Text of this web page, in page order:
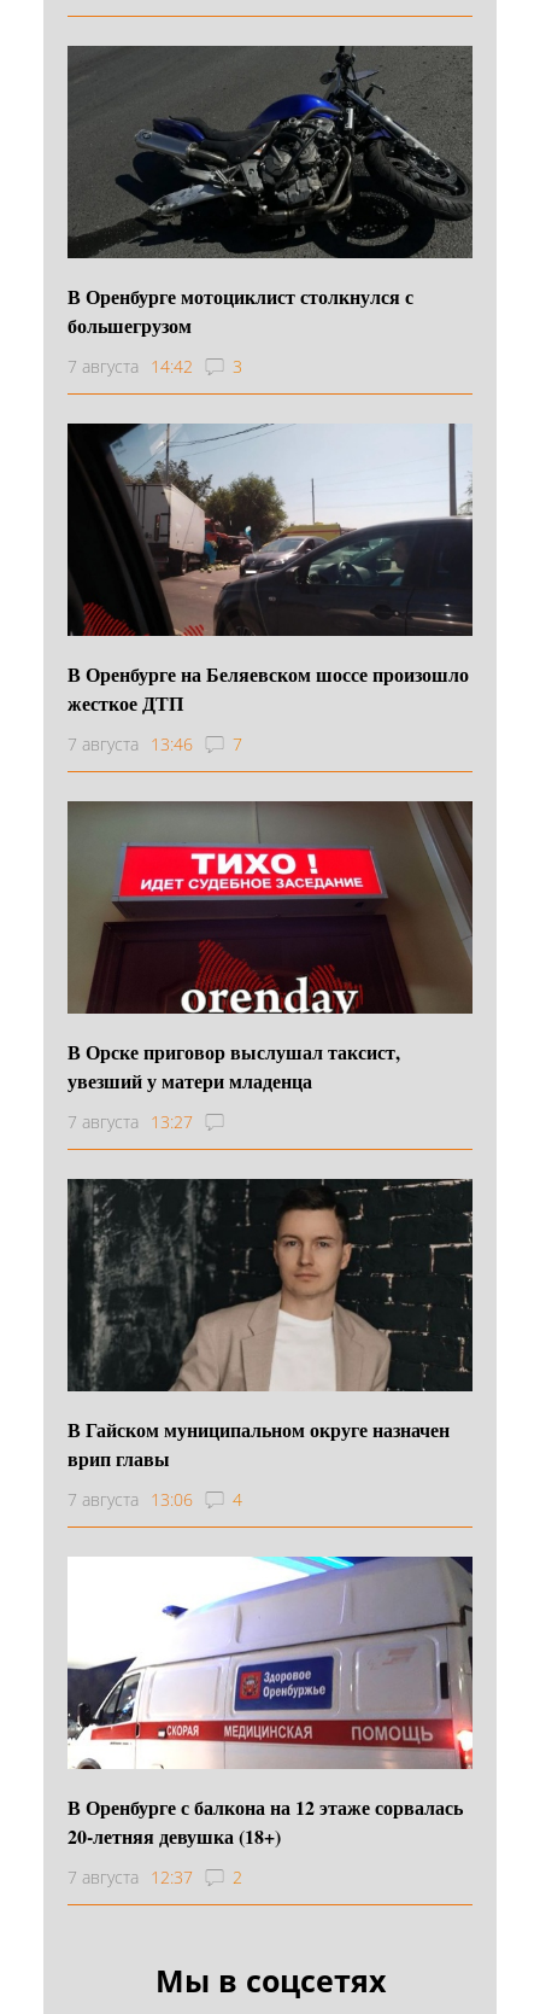
В Оренбурге мотоциклист столкнулся с
большегрузом
7 августа 14:42 3
В Оренбурге на Беляевском шоссе произошло
жесткое ДТП
7 августа 13:46 7
В Орске приговор выслушал таксист,
увезший у матери младенца
7 августа 13:27
В Гайском муниципальном округе назначен
врип главы
7 августа 13:06 4
В Оренбурге с балкона на 12 этаже сорвалась
20-летняя девушка (18+)
7 августа 12:37 2
Мы в соцсетях